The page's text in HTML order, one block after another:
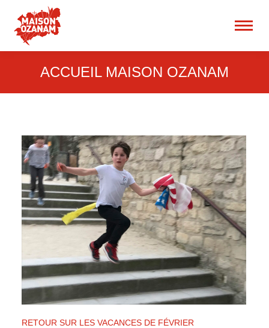
ACCUEIL MAISON OZANAM
RETOUR SUR LES VACANCES DE FÉVRIER